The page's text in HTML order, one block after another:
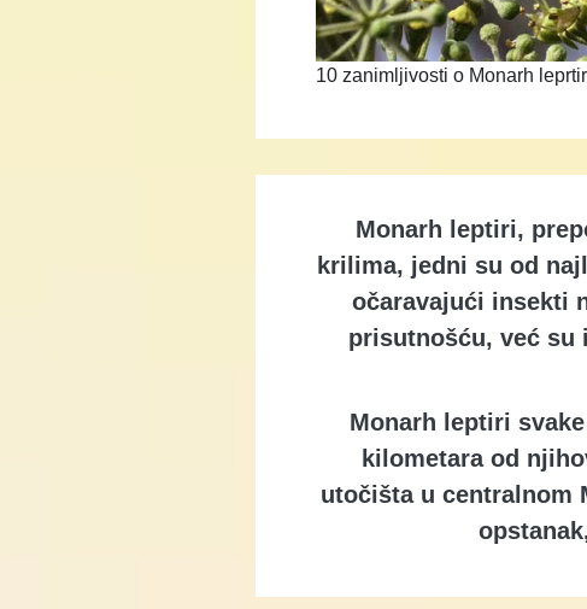
10 zanimljivosti o Monarh
Monarh leptiri,
krilima, jedni su od
očaravajući insekti
prisutnošću, već
Monarh leptiri
kilometara od
utočišta u centralnom